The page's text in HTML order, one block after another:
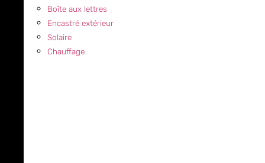
Boîte aux lettres
Encastré extérieur
Solaire
Chauffage